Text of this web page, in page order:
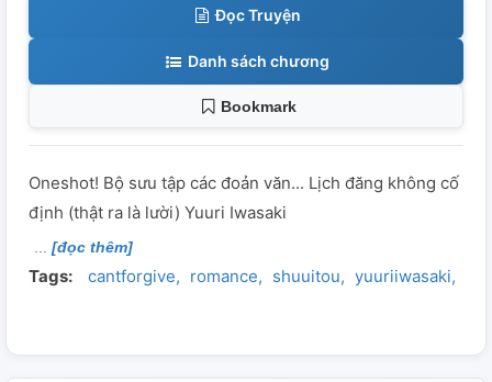
Đọc Truyện
Danh sách chương
Bookmark
Oneshot! Bộ sưu tập các đoản văn... Lịch đăng không cố
định (thật ra là lười) Yuuri Iwasaki
[đọc thêm]
Tags: cantforgive romance shuuitou yuuriiwasaki